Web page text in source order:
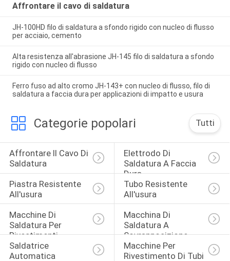
Affrontare il cavo di saldatura
JH-100HD filo di saldatura a sfondo rigido con nucleo di flusso
per acciaio, cemento
Alta resistenza all'abrasione JH-145 filo di saldatura a sfondo
rigido con nucleo di flusso
Ferro fuso ad alto cromo JH-143+ con nucleo di flusso, filo di
saldatura a faccia dura per applicazioni di impatto e usura
Categorie popolari Tutti
Affrontare Il Cavo Di
Saldatura
Elettrodo Di
Saldatura A Faccia
Dura
Piastra Resistente
All'usura
Tubo Resistente
All'usura
Macchine Di
Saldatura Per
Rivestimenti
Macchina Di
Saldatura A
Sovrapposizione
Saldatrice
Automatica
Macchine Per
Rivestimento Di Tubi